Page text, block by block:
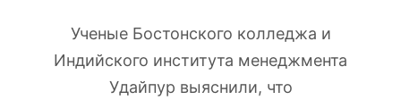
Ученые Бостонского колледжа и
Индийского института менеджмента
Удайпур выяснили, что